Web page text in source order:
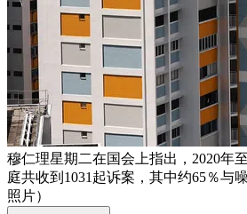
穆仁理星期二在国会上指出，2020年
庭共收到1031起诉案，其中约65％与
照片）